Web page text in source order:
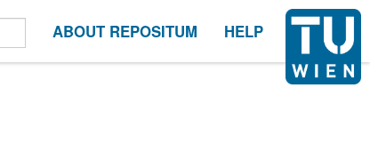
ABOUT REPOSITUM HELP